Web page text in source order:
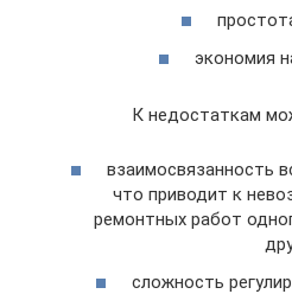
экономия
К недостаткам
взаимосвязанность
что приводит к
ремонтных работ
сложность